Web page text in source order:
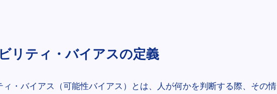
リティ・バイアスの定義
ィ・バイアス（可能性バイアス）とは、人が何かを判断する際、その情